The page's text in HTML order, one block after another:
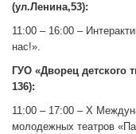
(ул.Ленина,53):
11:00 – 16:00 –
нас!».
ГУО «Дворец детского
136):
11:00 – 17:00 – Х
молодежных театров